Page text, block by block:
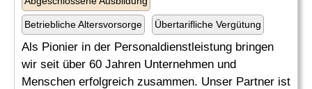
Betriebliche Altersvorsorge Übertarifliche Vergütung
Als Pionier in der Personaldienstleistung bringen
wir seit über 60 Jahren Unternehmen und
Menschen erfolgreich zusammen. Unser Partner ist